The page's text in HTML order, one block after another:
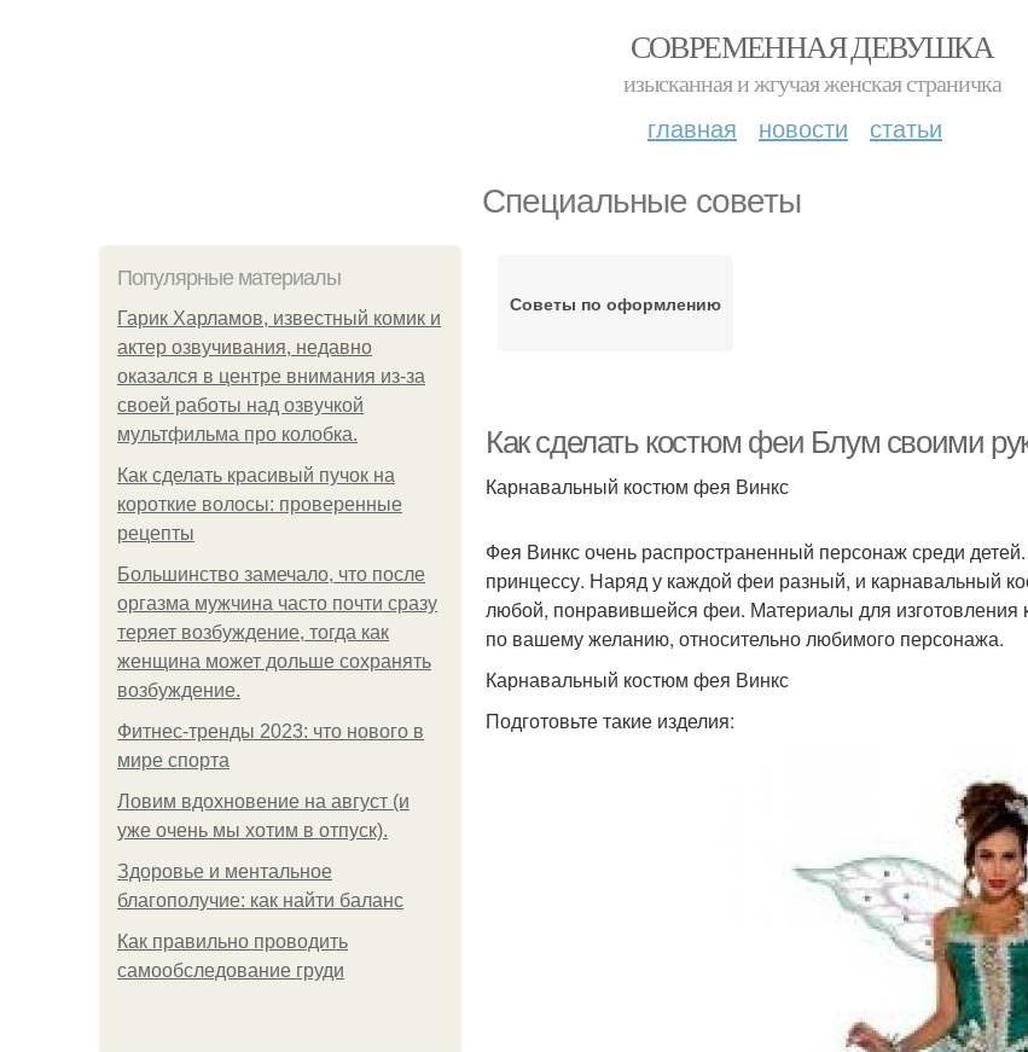
СОВРЕМЕННАЯ ДЕВУШКА
изысканная и жгучая женская страничка
главная новости статьи
Специальные советы
Популярные материалы
Гарик Харламов, известный комик и
актер озвучивания, недавно
оказался в центре внимания из-за
своей работы над озвучкой
мультфильма про колобка.
Как сделать красивый пучок на
короткие волосы: проверенные
рецепты
Большинство замечало, что после
оргазма мужчина часто почти сразу
теряет возбуждение, тогда как
женщина может дольше сохранять
возбуждение.
Фитнес-тренды 2023: что нового в
мире спорта
Ловим вдохновение на август (и
уже очень мы хотим в отпуск).
Здоровье и ментальное
благополучие: как найти баланс
Как правильно проводить
самообследование груди
Советы по оформлению
Как сделать костюм феи Блум своими
Карнавальный костюм фея Винкс
Фея Винкс очень распространенный персонаж среди
принцессу. Наряд у каждой феи разный, и карнавальный
любой, понравившейся феи. Материалы для изготовления
по вашему желанию, относительно любимого персонажа.
Карнавальный костюм фея Винкс
Подготовьте такие изделия: